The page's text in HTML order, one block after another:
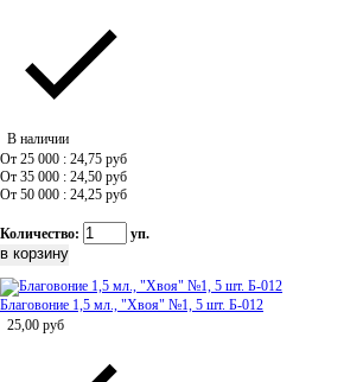
В наличии
От 25 000 : 24,75 руб
От 35 000 : 24,50 руб
От 50 000 : 24,25 руб
Количество: уп.
Благовоние 1,5 мл., "Хвоя" №1, 5 шт. Б-012
25,00 руб